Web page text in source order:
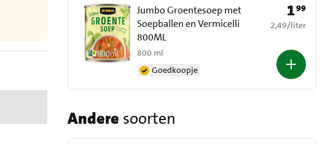
Jumbo Groentesoep met
Soepballen en Vermicelli
800ML
800 ml
Goedkoopje
Prijs: € 1,99
199
€ 2,49 per liter
2,49/liter
Andere soorten